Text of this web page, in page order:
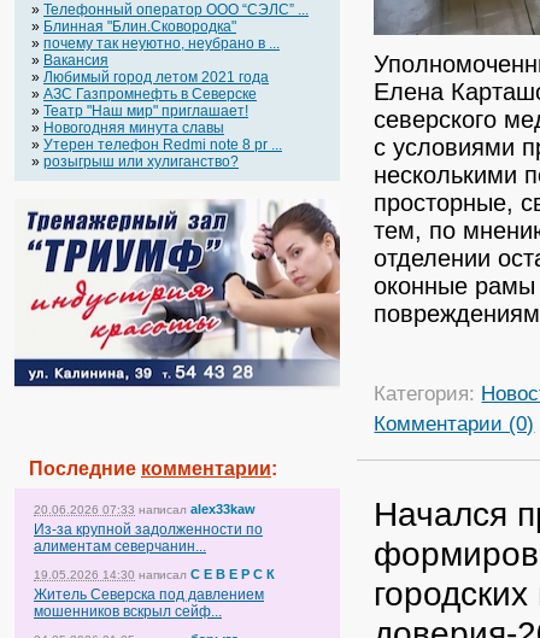
» Телефонный оператор OOO “СЭЛС” ...
» Блинная "Блин.Сковородка"
» почему так неуютно, неубрано в ...
» Вакансия
» Любимый город летом 2021 года
» АЗС Газпромнефть в Северске
» Театр "Наш мир" приглашает!
» Новогодняя минута славы
» Утерен телефон Redmi note 8 pr ...
» розыгрыш или хулиганство?
Последние комментарии:
20.06.2026 07:33 написал alex33kaw
Из-за крупной задолженности по
алиментам северчанин...
19.05.2026 14:30 написал С Е В Е Р С К
Житель Северска под давлением
мошенников вскрыл сейф...
Елена
северского
с условиями
несколькими
просторные,
тем, по
отделении
оконные рамы
Категория:
Комментарии (0)
Начался